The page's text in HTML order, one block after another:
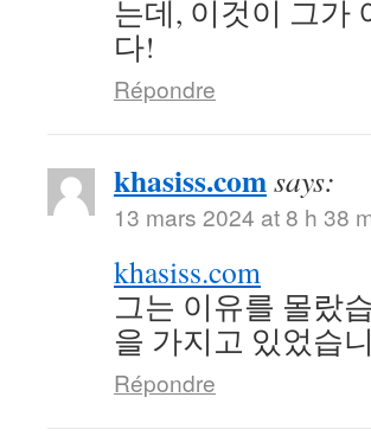
는데, 이것이 그가
다!
Répondre
khasiss.comsays:
13 mars 2024 at 8 h 38
khasiss.com
그는 이유를 몰랐
을 가지고 있었습
Répondre